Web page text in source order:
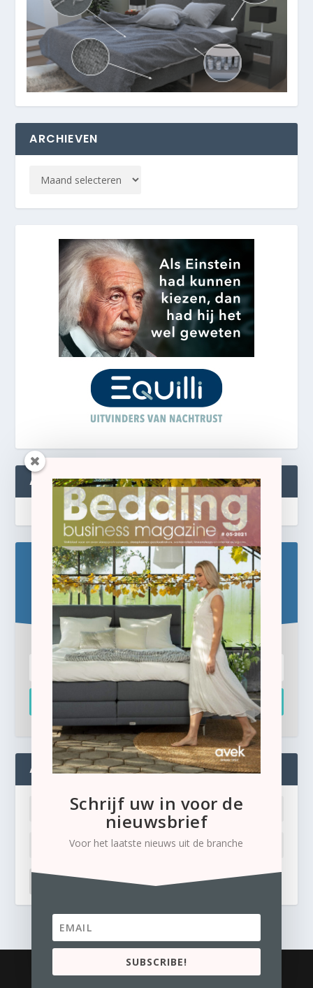
ARCHIEVEN
ABONNEREN
Blijf op de hoogte!
Schrijf u hier in voor de gratis e-newsletter.
Inschrijven
ADMIN
Ik ben mijn wachtwoord kwijt
Business Content Media
Schrijf uw in voor de
nieuwsbrief
Voor het laatste nieuws uit de branche
SUBSCRIBE!